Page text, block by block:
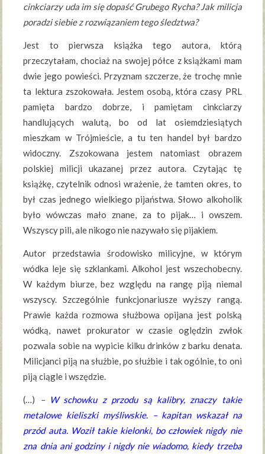
cinkciarzy uda im się dopaść Grubego Rycha? Jak milicja
poradzi siebie z rozwiązaniem tego śledztwa?
Jest to pierwsza książka tego autora, którą
przeczytałam, chociaż na swojej półce z książkami mam
dwie jego powieści. Przyznam szczerze, że trochę mnie
ta lektura zszokowała. Jestem osobą, która czasy PRL
pamięta bardzo dobrze, i pamiętam cinkciarzy
handlujących walutą, bo od lat osiemdziesiątych
mieszkam w Trójmieście, a tu ten handel był bardzo
widoczny. Zszokowana jestem natomiast obrazem
polskiej milicji ukazanej przez autora. Czytając tę
książkę, czytelnik odnosi wrażenie, że tamten okres, to
był czas jednego wielkiego pijaństwa. Słowo alkoholik
było wówczas mało znane, za to pijak… i owszem.
Wszyscy pili, ale nikogo nie nazywało się pijakiem.
Autor przedstawia środowisko milicyjne, w którym
wódka leje się szklankami. Alkohol jest wszechobecny.
W każdym biurze, bez względu na rangę piją niemal
wszyscy. Szczególnie funkcjonariusze wyższy rangą.
Prawie każda rozmowa służbowa opijana jest polską
wódką, nawet prokurator w czasie oględzin zwłok
pozwala sobie na wypicie kilku drinków z barku denata.
Milicjanci piją na służbie, po służbie i tak ogólnie, to oni
piją ciągle i wszędzie.
(…) – W schowku z przodu są kalibry, znaczy takie
metalowe kieliszki myśliwskie. – kapitan wskazał na
przód auta. Woził takie kielonki, bo człowiek nigdy nie
zna dnia ani godziny i nigdy nie wiadomo, kiedy trzeba